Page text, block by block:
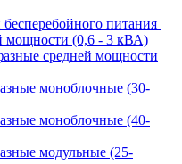
питания
(0,6 - 3 кВА)
средней мощности
моноблочные (30-
моноблочные (40-
модульные (25-